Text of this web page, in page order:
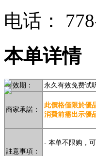
电话：
本单详情
有效期： 永久有效免费试
商家承諾：
此價格僅限於優
消費前需出示優
註意事項：
- 本单不限购，